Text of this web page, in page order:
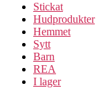
Stickat
Hudprodukter
Hemmet
Sytt
Barn
REA
I lager